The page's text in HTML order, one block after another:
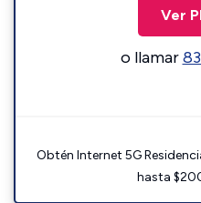
Ver
o llamar
Obtén Internet 5G
hasta